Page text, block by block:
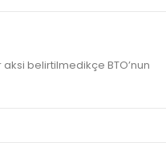
aksi belirtilmedikçe BTO’nun